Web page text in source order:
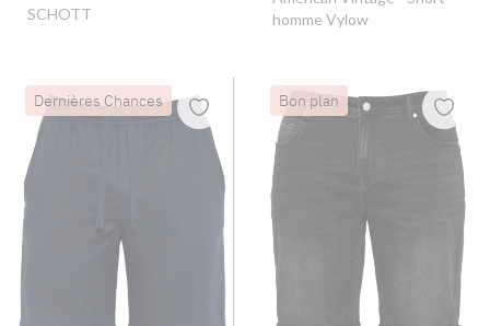
SCHOTT
homme Vylow
Dernières Chances Bon plan